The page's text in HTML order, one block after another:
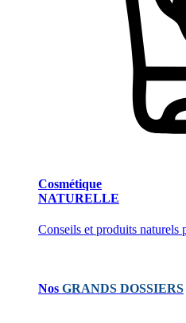
Cosmétique
NATURELLE
Conseils et produits naturels
Nos GRANDS DOSSIERS